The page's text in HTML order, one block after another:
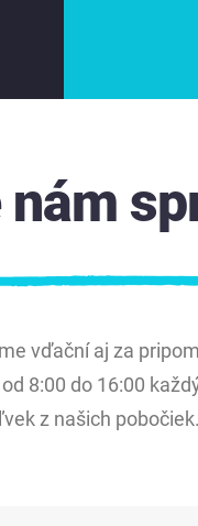
vďační aj za
8:00 do 16:00
z našich pobočiek.